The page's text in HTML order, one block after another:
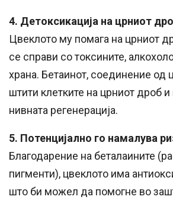
4. Детоксикација на црниот
Цвеклото му помага на црниот
се справи со токсините,
храна. Бетаинот, соединение од
штити клетките на црниот дроб
нивната регенерација.
5. Потенцијално го намалува
Благодарение на беталаините
пигменти), цвеклото има
што би можел да помогне во